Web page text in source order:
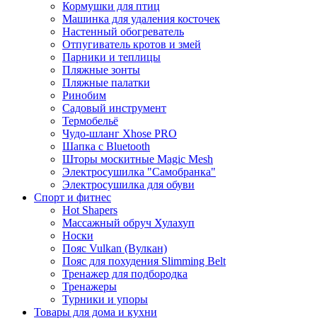
Кормушки для птиц
Машинка для удаления косточек
Настенный обогреватель
Отпугиватель кротов и змей
Парники и теплицы
Пляжные зонты
Пляжные палатки
Ринобим
Садовый инструмент
Термобельё
Чудо-шланг Xhose PRO
Шапка с Bluetooth
Шторы москитные Magic Mesh
Электросушилка "Самобранка"
Электросушилка для обуви
Спорт и фитнес
Hot Shapers
Массажный обруч Хулахуп
Носки
Пояс Vulkan (Вулкан)
Пояс для похудения Slimming Belt
Тренажер для подбородка
Тренажеры
Турники и упоры
Товары для дома и кухни